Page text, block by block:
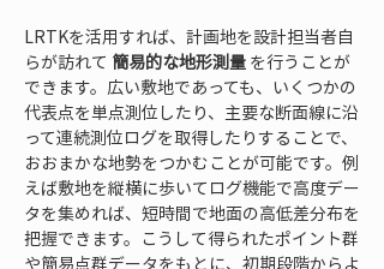
LRTKを活用すれば、計画地を設計担当者自
らが訪れて 簡易的な地形測量 を行うことが
できます。広い敷地であっても、いくつかの
代表点を単点測位したり、主要な断面線に沿
って連続測位ログを取得したりすることで、
おおまかな地勢をつかむことが可能です。例
えば敷地を縦横に歩いてログ機能で高度デー
タを集めれば、短時間で地面の高低差分布を
把握できます。こうして得られたポイント群
や簡易点群データをもとに、初期段階からよ